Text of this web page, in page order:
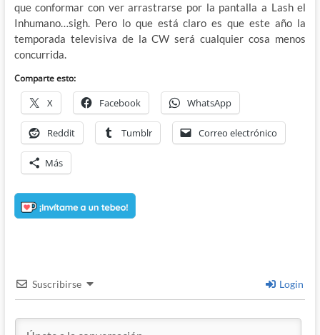
que conformar con ver arrastrarse por la pantalla a Lash el
Inhumano…sigh. Pero lo que está claro es que este año la
temporada televisiva de la CW será cualquier cosa menos
concurrida.
Comparte esto:
X Facebook WhatsApp
Reddit Tumblr Correo electrónico
Más
Suscribirse Login